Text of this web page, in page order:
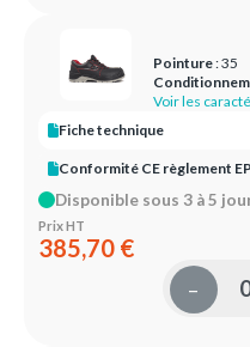
Pointure: 35
Voir les
Fiche technique
Conformité CE règlement
Disponible sous 3 à 5
Prix HT
385,70 €
–